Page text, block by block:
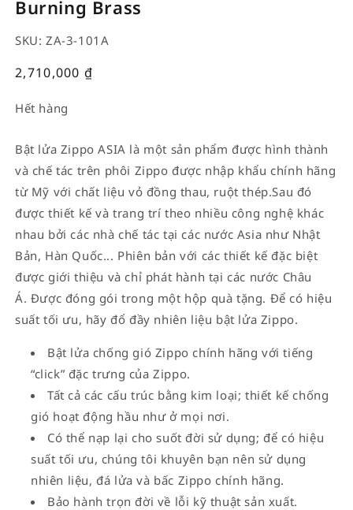
Burning Brass
SKU: ZA-3-101A
Giá
2,710,000₫
Hết hàng
Bật lửa Zippo ASIA là một sản phẩm được hình thành
và chế tác trên phôi Zippo được nhập khẩu chính hãng
từ Mỹ với chất liệu vỏ đồng thau, ruột thép.Sau đó
được thiết kế và trang trí theo nhiều công nghệ khác
nhau bởi các nhà chế tác tại các nước Asia như Nhật
Bản, Hàn Quốc... Phiên bản với các thiết kế đặc biệt
được giới thiệu và chỉ phát hành tại các nước Châu
Á. Được đóng gói trong một hộp quà tặng. Để có hiệu
suất tối ưu, hãy đổ đầy nhiên liệu bật lửa Zippo.
Bật lửa chống gió Zippo chính hãng với tiếng
“click” đặc trưng của Zippo.
Tất cả các cấu trúc bằng kim loại; thiết kế chống
gió hoạt động hầu như ở mọi nơi.
Có thể nạp lại cho suốt đời sử dụng; để có hiệu
suất tối ưu, chúng tôi khuyên bạn nên sử dụng
nhiên liệu, đá lửa và bấc Zippo chính hãng.
Bảo hành trọn đời về lỗi kỹ thuật sản xuất.